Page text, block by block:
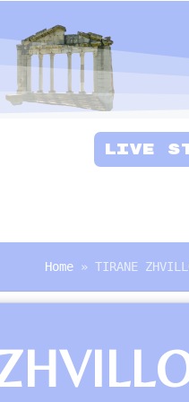
Live
Home » TIRANE